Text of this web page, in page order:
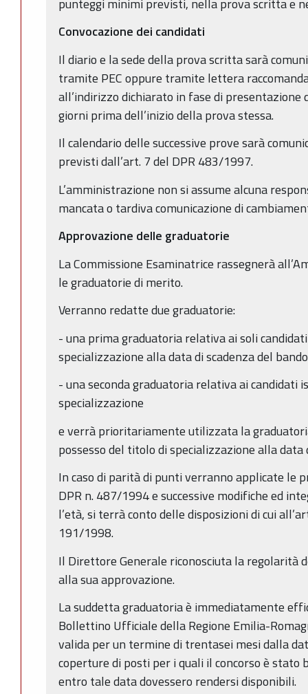
punteggi minimi previsti, nella prova scritta e
Convocazione dei candidati
Il diario e la sede della prova scritta sarà
tramite PEC oppure tramite lettera
all’indirizzo dichiarato in fase di presentazione
giorni prima dell’inizio della prova stessa.
Il calendario delle successive prove sarà
previsti dall’art. 7 del DPR 483/1997.
L’amministrazione non si assume alcuna
mancata o tardiva comunicazione di
Approvazione delle graduatorie
La Commissione Esaminatrice rassegnerà
le graduatorie di merito.
Verranno redatte due graduatorie:
- una prima graduatoria relativa ai soli
specializzazione alla data di scadenza del
- una seconda graduatoria relativa ai candidati
specializzazione
e verrà prioritariamente utilizzata la
possesso del titolo di specializzazione alla data
In caso di parità di punti verranno applicate le
DPR n. 487/1994 e successive modifiche ed
l’età, si terrà conto delle disposizioni di cui
191/1998.
Il Direttore Generale riconosciuta la regolarità
alla sua approvazione.
La suddetta graduatoria è immediatamente
Bollettino Ufficiale della Regione Emilia-
valida per un termine di trentasei mesi dalla
coperture di posti per i quali il concorso è stato
entro tale data dovessero rendersi disponibili.